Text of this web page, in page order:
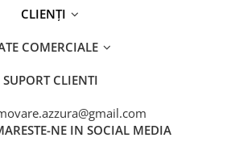
CLIENȚI
COMERCIALE
SUPORT CLIENTI
NE IN SOCIAL MEDIA